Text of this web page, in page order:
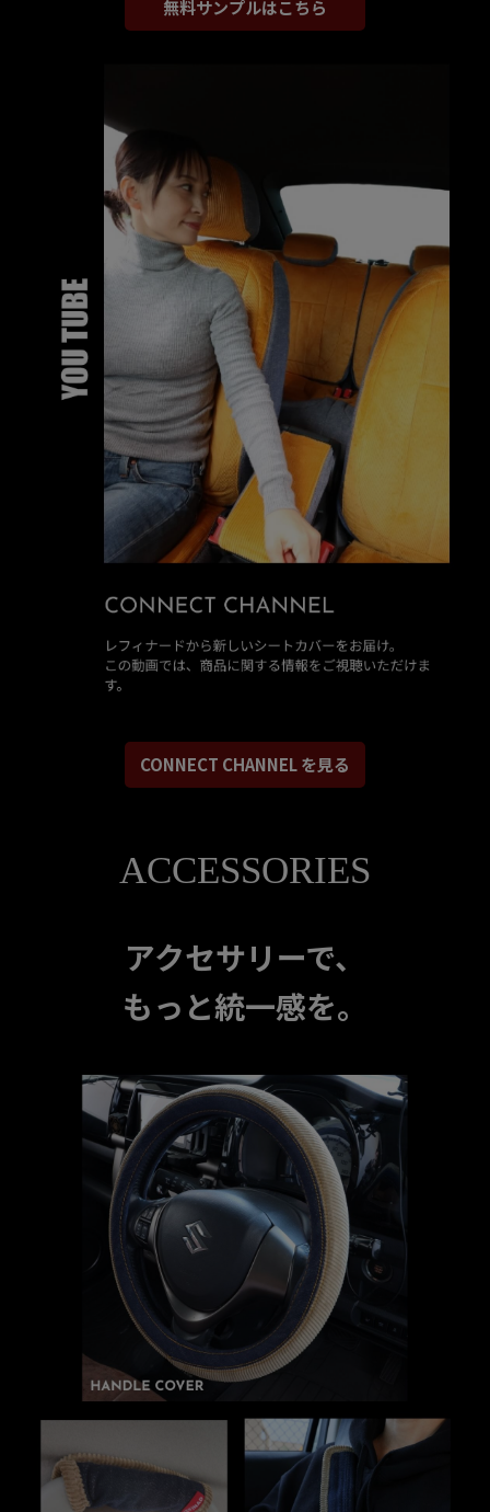
無料サンプルはこちら
CONNECT CHANNEL を見る
ACCESSORIES
アクセサリーで、
もっと統一感を。